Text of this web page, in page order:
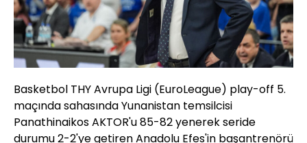
Basketbol THY Avrupa Ligi (EuroLeague) play-off 5.
maçında sahasında Yunanistan temsilcisi
Panathinaikos AKTOR'u 85-82 yenerek seride
durumu 2-2'ye getiren Anadolu Efes'in başantrenörü